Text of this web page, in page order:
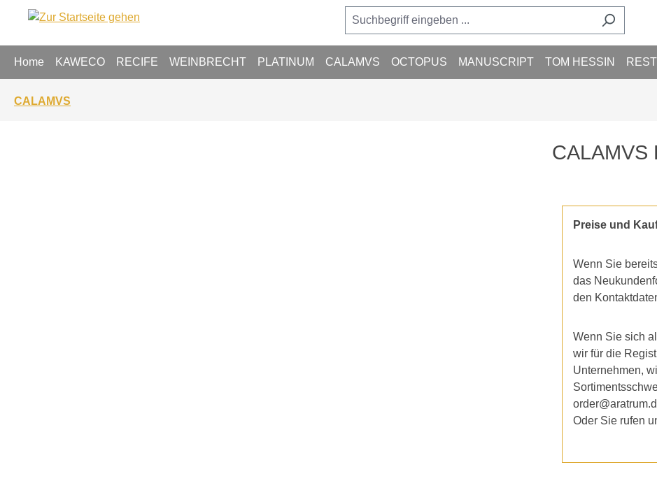
Zur Hauptnavigation springen
Home KAWECO RECIFE WEINBRECHT PLATINUM CALAMVS OCTOPUS MANUSCRIPT TOM HESSIN
CALAMVS
CALAMVS
Preise und
Wenn Sie
das
den
Wenn Sie sich
wir für die
Unternehmen,
Oder Sie rufen